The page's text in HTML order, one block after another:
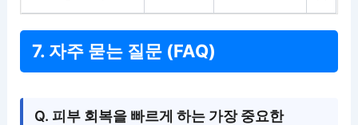
7. 자주 묻는 질문 (FAQ)
Q. 피부 회복을 빠르게 하는 가장 중요한